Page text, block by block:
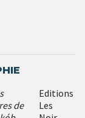
de
Editions
Les